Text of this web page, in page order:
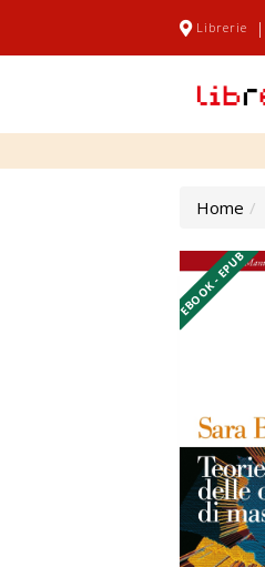
Librerie |
Home
EBOOK - EPUB